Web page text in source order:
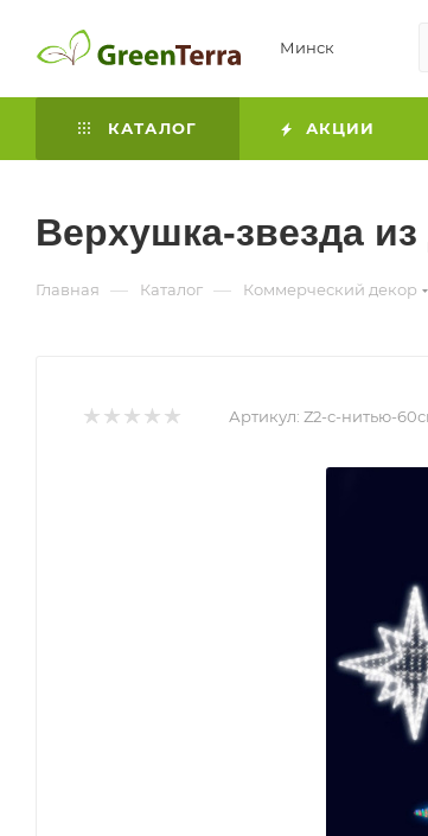
Минск
КАТАЛОГ АКЦИИ
Верхушка-звезда
Главная — Каталог — Коммерческий декор
Артикул: Z2-с-нитью-